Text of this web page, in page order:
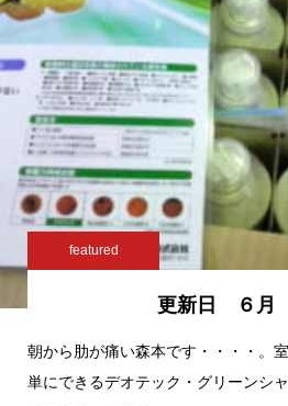
featured
更新日 ６月
朝から肋が痛い森本です・・・・。
単にできるデオテック・グリーンシ